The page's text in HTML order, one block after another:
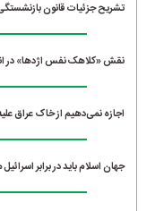
تشریح جزئیات قانون
نقش «کلاهک نفس اژدها» در
اجازه نمی‌دهیم از خاک عراق
جهان اسلام باید در برابر